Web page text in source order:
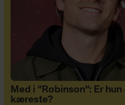
Med i “Robinson”: Er
kæreste?